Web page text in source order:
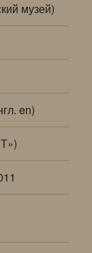
музей)
en)